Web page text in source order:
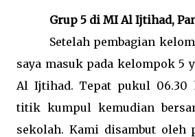
Grup 5 di MI Al Ijtihad,
Setelah pembagian
saya masuk pada kelompok 5
Al Ijtihad. Tepat pukul 06.30
titik kumpul kemudian
sekolah. Kami disambut oleh